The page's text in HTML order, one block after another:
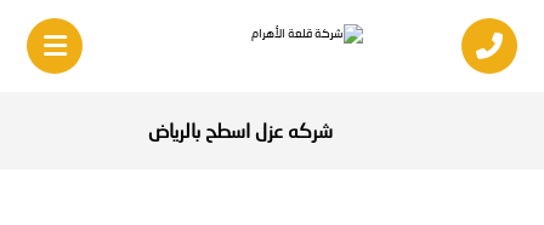
شركه عزل اسطح بالرياض